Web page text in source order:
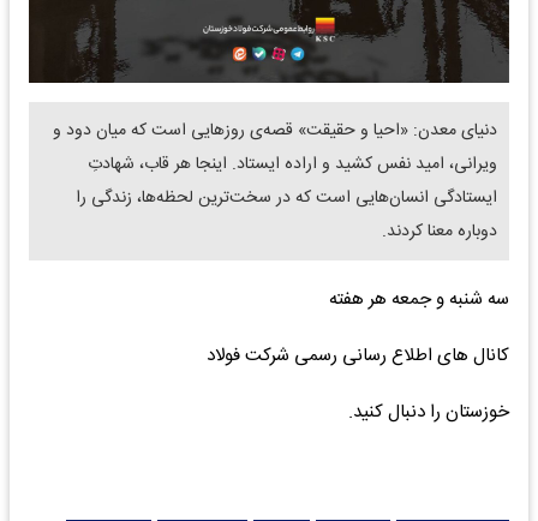
دنیای معدن: «احیا و حقیقت» قصه‌ی روزهایی است که میان دود و
ویرانی، امید نفس کشید و اراده ایستاد. اینجا هر قاب، شهادتِ
ایستادگی انسان‌هایی است که در سخت‌ترین لحظه‌ها، زندگی را
دوباره معنا کردند.
سه شنبه و جمعه هر هفته
کانال های اطلاع رسانی رسمی شرکت فولاد
خوزستان را دنبال کنید.